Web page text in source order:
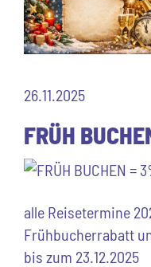
26.11.2025
FRÜH
alle Reisetermine
Frühbucherrabatt
bis zum 23.12.2025